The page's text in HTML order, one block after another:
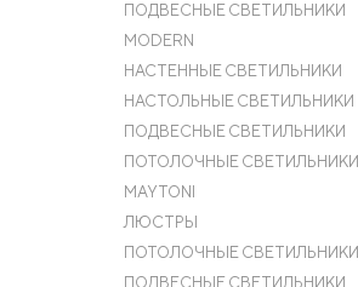
ПОДВЕСНЫЕ СВЕТИЛЬНИКИ
MODERN
НАСТЕННЫЕ СВЕТИЛЬНИКИ
НАСТОЛЬНЫЕ СВЕТИЛЬНИКИ
ПОДВЕСНЫЕ СВЕТИЛЬНИКИ
ПОТОЛОЧНЫЕ СВЕТИЛЬНИКИ
MAYTONI
ЛЮСТРЫ
ПОТОЛОЧНЫЕ СВЕТИЛЬНИКИ
ПОДВЕСНЫЕ СВЕТИЛЬНИКИ